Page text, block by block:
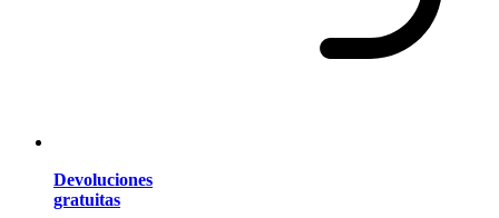
Devoluciones
gratuitas